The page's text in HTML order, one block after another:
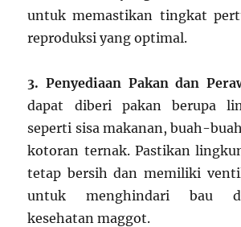
untuk memastikan tingkat
reproduksi yang optimal.
3. Penyediaan Pakan dan
dapat diberi pakan berupa
seperti sisa makanan, buah-
kotoran ternak. Pastikan
tetap bersih dan memiliki
untuk menghindari bau
kesehatan maggot.